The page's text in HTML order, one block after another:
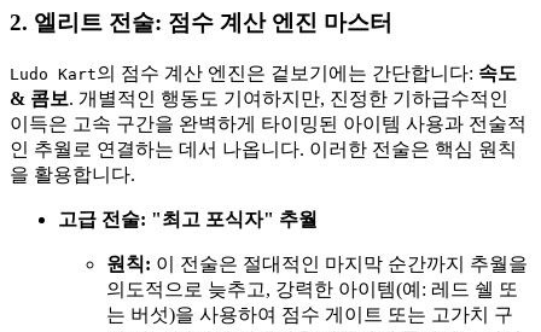
2. 엘리트 전술: 점수 계산 엔진 마스터
Ludo Kart의 점수 계산 엔진은 겉보기에는 간단합니다: 속도
& 콤보. 개별적인 행동도 기여하지만, 진정한 기하급수적인
이득은 고속 구간을 완벽하게 타이밍된 아이템 사용과 전술적
인 추월로 연결하는 데서 나옵니다. 이러한 전술은 핵심 원칙
을 활용합니다.
고급 전술: "최고 포식자" 추월
원칙: 이 전술은 절대적인 마지막 순간까지 추월을
의도적으로 늦추고, 강력한 아이템(예: 레드 쉘 또
는 버섯)을 사용하여 점수 게이트 또는 고가치 구